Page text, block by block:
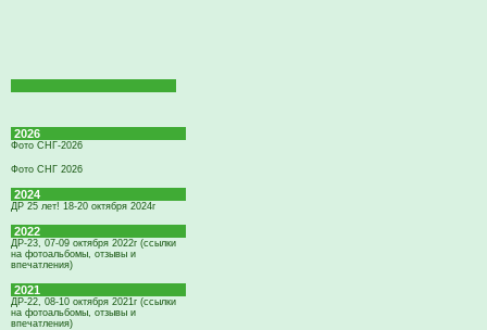
2026
Фото СНГ-2026
Фото СНГ 2026
2024
ДР 25 лет! 18-20 октября 2024г
2022
ДР-23, 07-09 октября 2022г (ссылки
на фотоальбомы, отзывы и
впечатления)
2021
ДР-22, 08-10 октября 2021г (ссылки
на фотоальбомы, отзывы и
впечатления)